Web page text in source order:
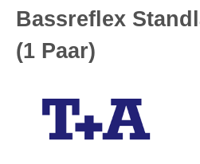
Bassreflex
(1 Paar)